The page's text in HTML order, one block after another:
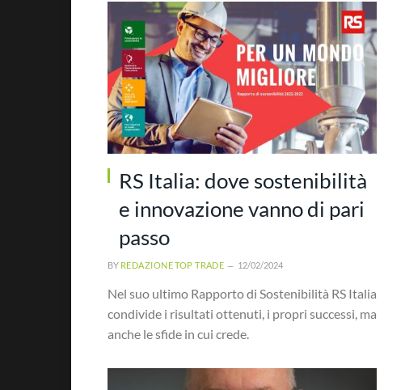
RS Italia: dove sostenibilità
e innovazione vanno di pari
passo
BY REDAZIONE TOP TRADE 12/02/2024
Nel suo ultimo Rapporto di Sostenibilità RS Italia
condivide i risultati ottenuti, i propri successi, ma
anche le sfide in cui crede.